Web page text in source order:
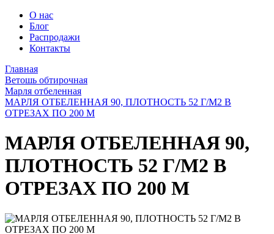
О нас
Блог
Распродажи
Контакты
Главная
Ветошь обтирочная
Марля отбеленная
МАРЛЯ ОТБЕЛЕННАЯ 90, ПЛОТНОСТЬ 52 Г/М2 В
ОТРЕЗАХ ПО 200 М
МАРЛЯ ОТБЕЛЕННАЯ 90,
ПЛОТНОСТЬ 52 Г/М2 В
ОТРЕЗАХ ПО 200 М